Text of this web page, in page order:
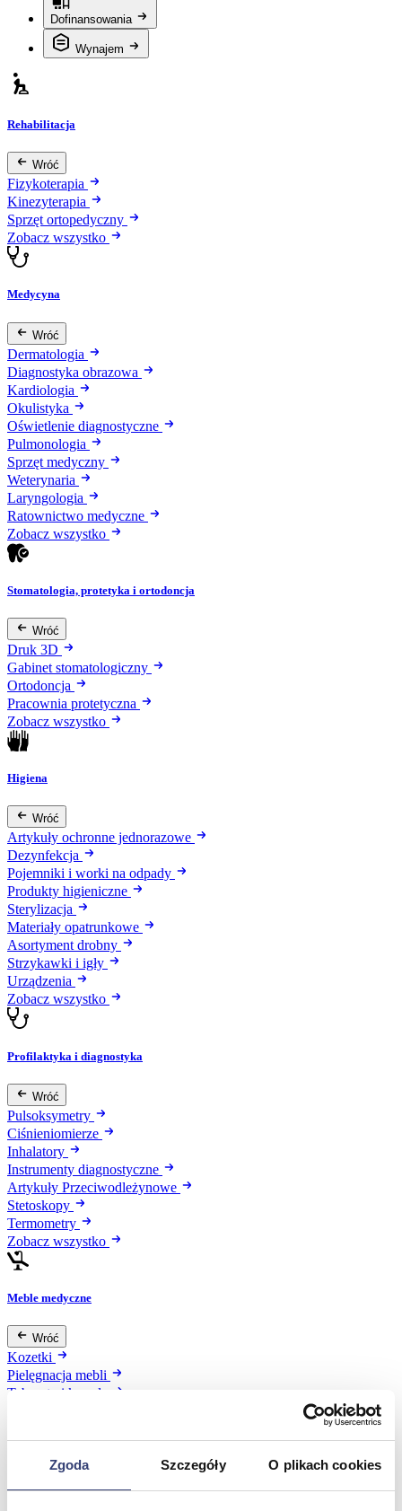
Zgoda Szczegóły O plikach cookies
Dofinansowania
Wynajem
Rehabilitacja
Wróć
Fizykoterapia
Kinezyterapia
Sprzęt ortopedyczny
Zobacz wszystko
Medycyna
Wróć
Dermatologia
Diagnostyka obrazowa
Kardiologia
Okulistyka
Oświetlenie diagnostyczne
Pulmonologia
Sprzęt medyczny
Weterynaria
Laryngologia
Ratownictwo medyczne
Zobacz wszystko
Stomatologia, protetyka i ortodoncja
Wróć
Druk 3D
Gabinet stomatologiczny
Ortodoncja
Pracownia protetyczna
Zobacz wszystko
Higiena
Wróć
Artykuły ochronne jednorazowe
Dezynfekcja
Pojemniki i worki na odpady
Produkty higieniczne
Sterylizacja
Materiały opatrunkowe
Asortyment drobny
Strzykawki i igły
Urządzenia
Zobacz wszystko
Profilaktyka i diagnostyka
Wróć
Pulsoksymetry
Ciśnieniomierze
Inhalatory
Instrumenty diagnostyczne
Artykuły Przeciwodleżynowe
Stetoskopy
Termometry
Zobacz wszystko
Meble medyczne
Wróć
Kozetki
Pielęgnacja mebli
Taborety i krzesła
Zobacz wszystko